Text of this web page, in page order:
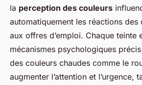
la perception des couleurs
automatiquement les réactions des
aux offres d’emploi. Chaque teinte
mécanismes psychologiques
des couleurs chaudes comme le
augmenter l’attention et l’urgence,